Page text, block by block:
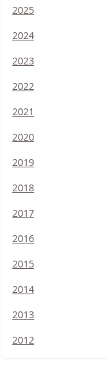
2025
2024
2023
2022
2021
2020
2019
2018
2017
2016
2015
2014
2013
2012